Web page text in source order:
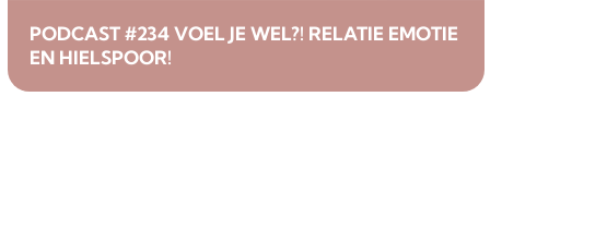
PODCAST #234 VOEL JE WEL?! RELATIE EMOTIE
EN HIELSPOOR!